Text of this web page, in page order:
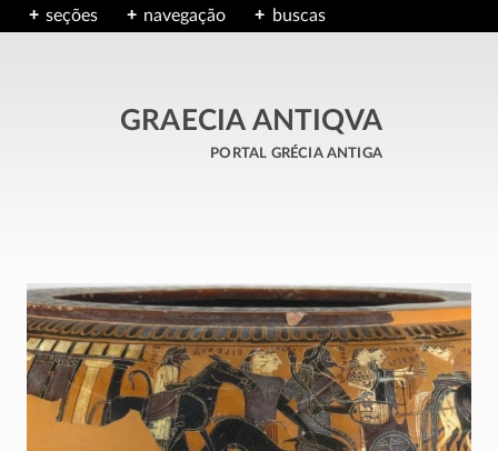
seções navegação buscas
GRAECIA ANTIQVA
portal grécia antiga